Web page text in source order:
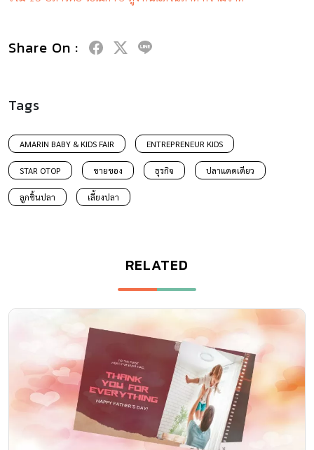
Share On :
Tags
AMARIN BABY & KIDS FAIR ENTREPRENEUR KIDS
STAR OTOP ขายของ ธุรกิจ ปลาแดดเดียว
ลูกชิ้นปลา เลี้ยงปลา
RELATED